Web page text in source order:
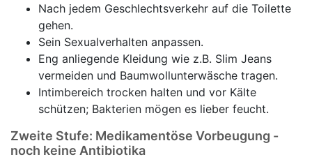
Nach jedem Geschlechtsverkehr auf die Toilette
gehen.
Sein Sexualverhalten anpassen.
Eng anliegende Kleidung wie z.B. Slim Jeans
vermeiden und Baumwollunterwäsche tragen.
Intimbereich trocken halten und vor Kälte
schützen; Bakterien mögen es lieber feucht.
Zweite Stufe: Medikamentöse Vorbeugung -
noch keine Antibiotika